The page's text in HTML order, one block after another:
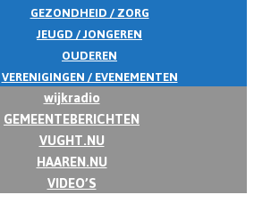
GEZONDHEID / ZORG
JEUGD / JONGEREN
OUDEREN
VERENIGINGEN / EVENEMENTEN
wijkradio
GEMEENTEBERICHTEN
VUGHT.NU
HAAREN.NU
VIDEO’S